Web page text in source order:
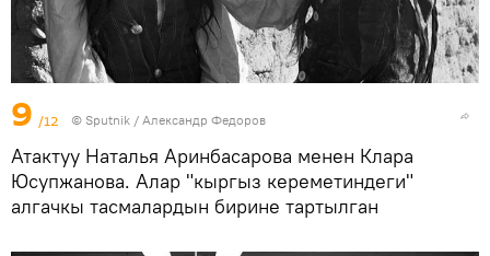
9 /12 © Sputnik / Александр Федоров
Атактуу Наталья Аринбасарова менен Клара
Юсупжанова. Алар "кыргыз кереметиндеги"
алгачкы тасмалардын бирине тартылган